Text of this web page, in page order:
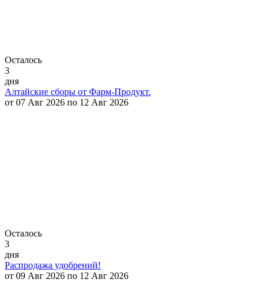
Осталось
3
дня
Алтайские сборы от Фарм-Продукт.
от 07 Авг 2026 по 12 Авг 2026
Осталось
3
дня
Распродажа удобрений!
от 09 Авг 2026 по 12 Авг 2026